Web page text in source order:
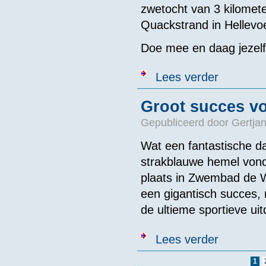
zwetocht van 3
Quackstrand in
Doe mee en daag
Lees verderover De
Groot succes
Gepubliceerd door
Wat een fantastische
strakblauwe hemel
plaats in Zwembad de
een gigantisch
de ultieme sportieve
Lees verderover Groot
1